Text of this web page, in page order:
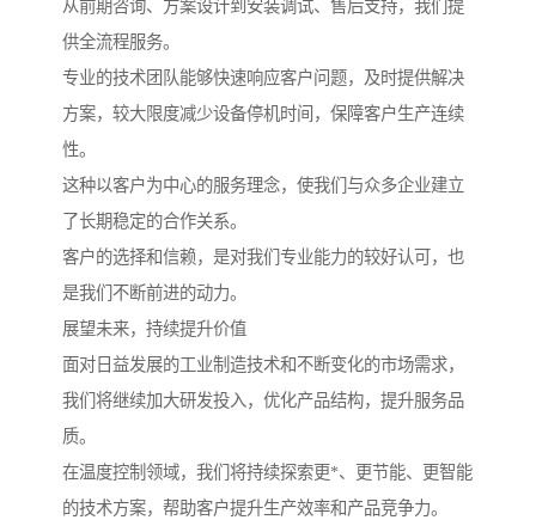
从前期咨询、方案设计到安装调试、售后支持，我们提
供全流程服务。
专业的技术团队能够快速响应客户问题，及时提供解决
方案，较大限度减少设备停机时间，保障客户生产连续
性。
这种以客户为中心的服务理念，使我们与众多企业建立
了长期稳定的合作关系。
客户的选择和信赖，是对我们专业能力的较好认可，也
是我们不断前进的动力。
展望未来，持续提升价值
面对日益发展的工业制造技术和不断变化的市场需求，
我们将继续加大研发投入，优化产品结构，提升服务品
质。
在温度控制领域，我们将持续探索更*、更节能、更智能
的技术方案，帮助客户提升生产效率和产品竞争力。